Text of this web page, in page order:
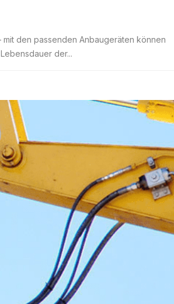
den passenden Anbaugeräten können
der...